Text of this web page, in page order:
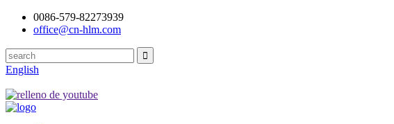
0086-579-82273939
office@cn-hlm.com
English